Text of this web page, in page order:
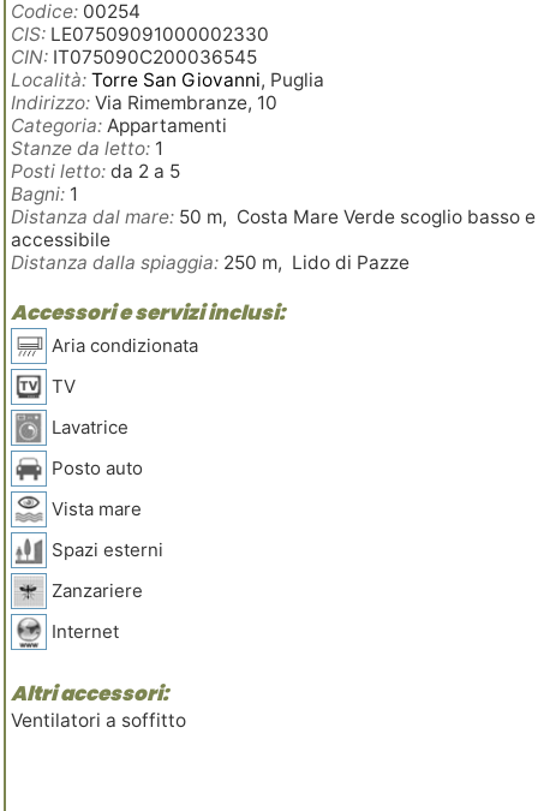
Codice: 00254
CIS: LE07509091000002330
CIN: IT075090C200036545
Località: Torre San Giovanni, Puglia
Indirizzo: Via Rimembranze, 10
Categoria: Appartamenti
Stanze da letto: 1
Posti letto: da 2 a 5
Bagni: 1
Distanza dal mare: 50 m, Costa Mare Verde scoglio basso e
accessibile
Distanza dalla spiaggia: 250 m, Lido di Pazze
Accessori e servizi inclusi:
Aria condizionata
TV
Lavatrice
Posto auto
Vista mare
Spazi esterni
Zanzariere
Internet
Altri accessori:
Ventilatori a soffitto